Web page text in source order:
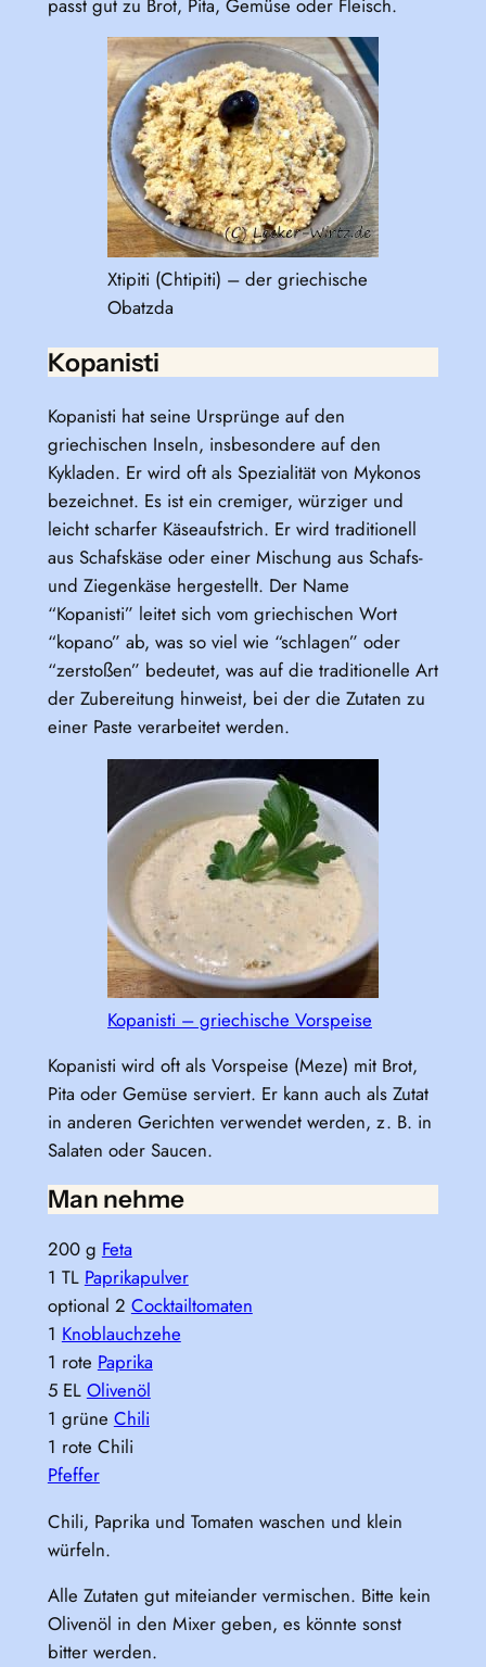
Xtipiti (Chtipiti) – der griechische
Obatzda
Kopanisti
Kopanisti hat seine Ursprünge auf den
griechischen Inseln, insbesondere auf den
Kykladen. Er wird oft als Spezialität von Mykonos
bezeichnet. Es ist ein cremiger, würziger und
leicht scharfer Käseaufstrich. Er wird traditionell
aus Schafskäse oder einer Mischung aus Schafs-
und Ziegenkäse hergestellt. Der Name
“Kopanisti” leitet sich vom griechischen Wort
“kopano” ab, was so viel wie “schlagen” oder
“zerstoßen” bedeutet, was auf die traditionelle Art
der Zubereitung hinweist, bei der die Zutaten zu
einer Paste verarbeitet werden.
Kopanisti – griechische Vorspeise
Kopanisti wird oft als Vorspeise (Meze) mit Brot,
Pita oder Gemüse serviert. Er kann auch als Zutat
in anderen Gerichten verwendet werden, z. B. in
Salaten oder Saucen.
Man nehme
200 g Feta
1 TL Paprikapulver
optional 2 Cocktailtomaten
1 Knoblauchzehe
1 rote Paprika
5 EL Olivenöl
1 grüne Chili
1 rote Chili
Pfeffer
Chili, Paprika und Tomaten waschen und klein
würfeln.
Alle Zutaten gut miteiander vermischen. Bitte kein
Olivenöl in den Mixer geben, es könnte sonst
bitter werden.